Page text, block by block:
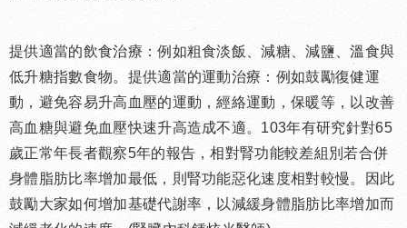
提供適當的飲食治療：例如粗食淡飯、減糖、減鹽、溫食與
低升糖指數食物。提供適當的運動治療：例如鼓勵復健運
動，避免容易升高血壓的運動，經絡運動，保暖等，以改善
高血糖與避免血壓快速升高造成不適。103年有研究針對65
歲正常年長者觀察5年的報告，相對腎功能較差組別若合併
身體脂肪比率增加最低，則腎功能惡化速度相對較慢。因此
鼓勵大家如何增加基礎代謝率，以減緩身體脂肪比率增加而